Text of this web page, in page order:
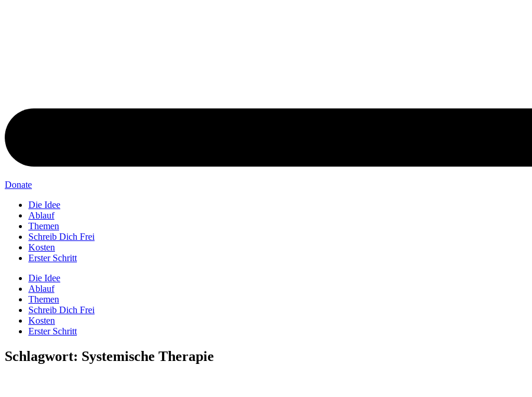
Donate
Die Idee
Ablauf
Themen
Schreib Dich Frei
Kosten
Erster Schritt
Die Idee
Ablauf
Themen
Schreib Dich Frei
Kosten
Erster Schritt
Schlagwort: Systemische Therapie